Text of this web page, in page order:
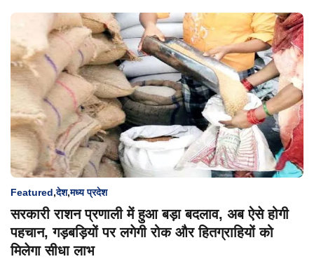
Featured,देश,मध्य प्रदेश
सरकारी राशन प्रणाली में हुआ बड़ा बदलाव, अब ऐसे होगी
पहचान, गड़बड़ियों पर लगेगी रोक और हितग्राहियों को
मिलेगा सीधा लाभ